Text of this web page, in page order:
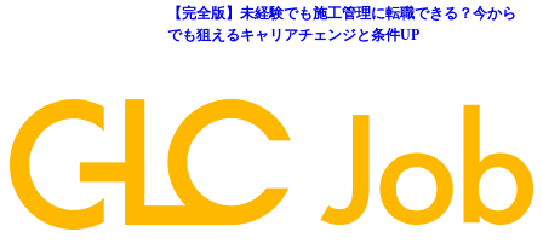
【完全版】未経験でも施工管理に転職できる？今から
でも狙えるキャリアチェンジと条件UP